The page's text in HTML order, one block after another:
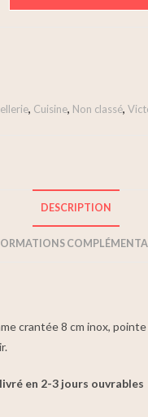
, Cuisine, Non classé,
DESCRIPTION
crantée 8 cm inox,
en 2-3 jours ouvrables